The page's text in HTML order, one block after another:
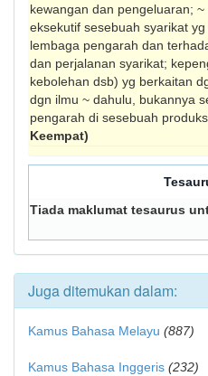
kewangan dan pengeluaran;
eksekutif sesebuah syari­kat
lembaga peng­arah dan
dan perjalanan syarikat;
ke­boleh­an dsb) yg berkaitan
dgn ilmu ~ dahulu, bukan­nya
pengarah di sesebuah
Keempat)
Tiada maklumat tesaurus
Juga ditemukan dalam:
Kamus Bahasa Melayu (887)
Kamus Bahasa Inggeris (232)